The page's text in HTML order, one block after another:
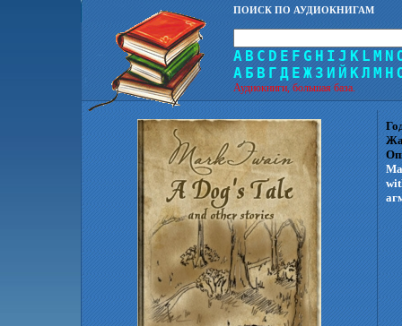
ПОИСК ПО АУДИОКНИГАМ
A B C D E F G H I J K L M N
А Б В Г Д Е Ж З И Й КЛ М Н
Аудиокниги, большая база.